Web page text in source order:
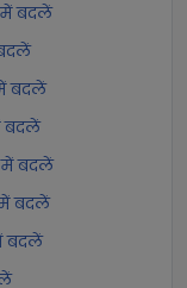
में बदलें
बदलें
में बदलें
बदलें
में बदलें
में बदलें
बदलें